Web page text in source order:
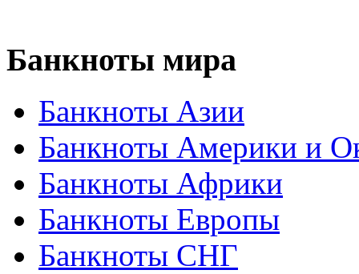
Банкноты мира
Банкноты Азии
Банкноты Америки и
Банкноты Африки
Банкноты Европы
Банкноты СНГ